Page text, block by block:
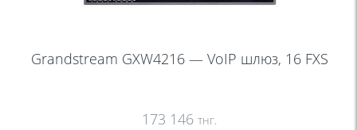
Grandstream GXW4216 — VoIP шлюз, 16 FXS
173 146 тнг.